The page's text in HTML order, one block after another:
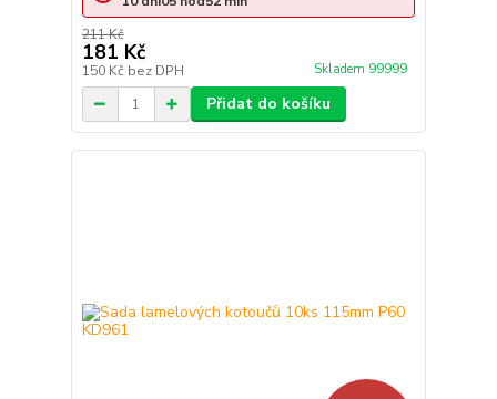
211 Kč
181 Kč
150 Kč bez DPH Skladem 99999
Přidat do košíku